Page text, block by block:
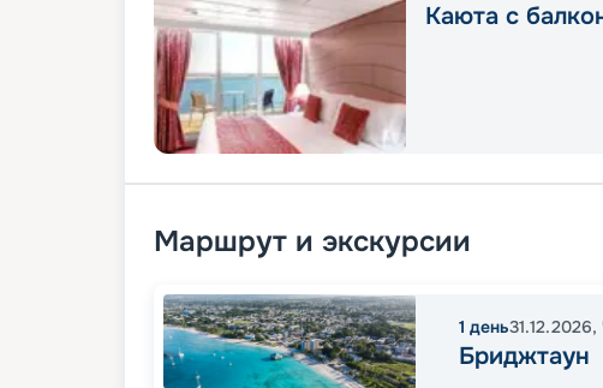
Каюта с
Маршрут и экскурсии
1 день31.12.2026,
Бриджтаун